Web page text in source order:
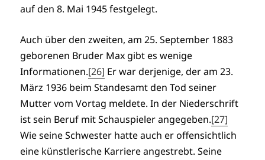
auf den 8. Mai 1945 festgelegt.
Auch über den zweiten, am 25. September 1883
geborenen Bruder Max gibt es wenige
Informationen.[26] Er war derjenige, der am 23.
März 1936 beim Standesamt den Tod seiner
Mutter vom Vortag meldete. In der Niederschrift
ist sein Beruf mit Schauspieler angegeben.[27]
Wie seine Schwester hatte auch er offensichtlich
eine künstlerische Karriere angestrebt. Seine